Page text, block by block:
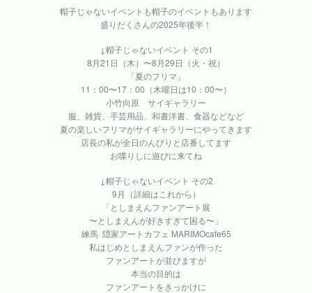
帽子じゃないイベントも帽子のイベントもあります
盛りだくさんの2025年後半！
↓帽子じゃないイベント その1
8月21日（木）〜8月29日（火・祝）
「夏のフリマ」
11：00〜17：00（木曜日は10：00〜）
小竹向原 サイギャラリー
服、雑貨、手芸用品、和書洋書、食器などなど
夏の楽しいフリマがサイギャラリーにやってきます
店長の私が全日のんびりと店番してます
お喋りしに遊びに来てね
↓帽子じゃないイベント その2
9月（詳細はこれから）
「としまえんファンアート展
〜としまえんが好きすぎて困る〜」
練馬 隠家アートカフェ MARIMOcafe65
私はじめとしまえんファンが作った
ファンアートが並びますが
本当の目的は
ファンアートをきっかけに